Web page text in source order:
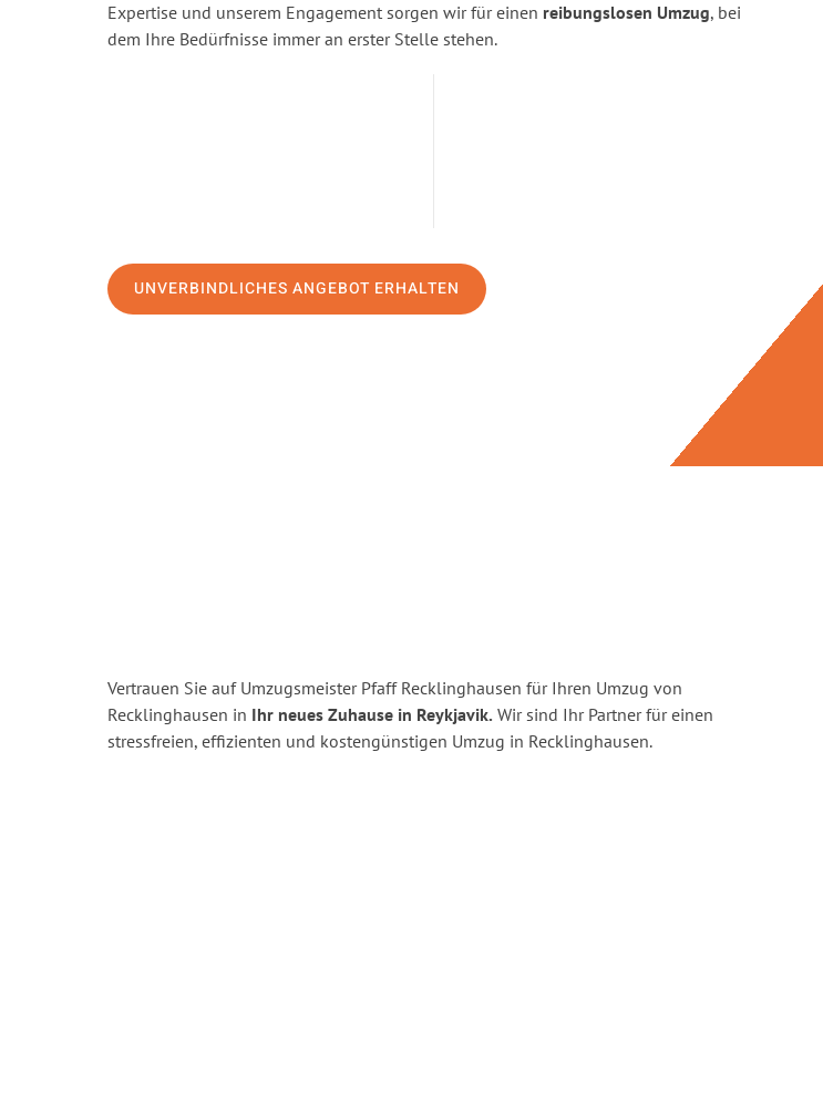
Expertise und unserem Engagement sorgen wir für einen reibungslosen Umzug, bei
dem Ihre Bedürfnisse immer an erster Stelle stehen.
UNVERBINDLICHES ANGEBOT ERHALTEN
Vertrauen Sie auf Umzugsmeister Pfaff Recklinghausen für Ihren Umzug von
Recklinghausen in Ihr neues Zuhause in Reykjavik. Wir sind Ihr Partner für einen
stressfreien, effizienten und kostengünstigen Umzug in Recklinghausen.